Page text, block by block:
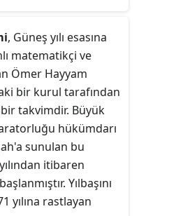
, Güneş yılı esasına
matematikçi ve
Ömer Hayyam
bir kurul tarafından
takvimdir. Büyük
hükümdarı
sunulan bu
itibaren
Yılbaşını
yılına rastlayan